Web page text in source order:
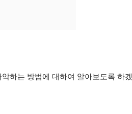
하는 방법에 대하여 알아보도록 하겠